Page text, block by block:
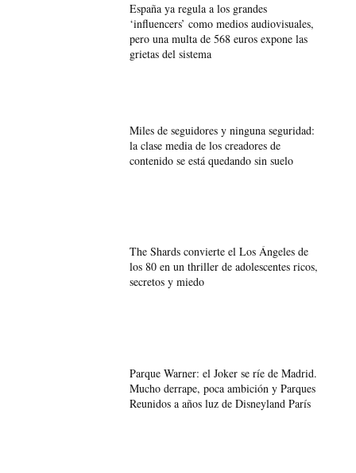
España ya regula a los grandes
‘influencers’ como medios audiovisuales,
pero una multa de 568 euros expone las
grietas del sistema
Miles de seguidores y ninguna seguridad:
la clase media de los creadores de
contenido se está quedando sin suelo
The Shards convierte el Los Ángeles de
los 80 en un thriller de adolescentes ricos,
secretos y miedo
Parque Warner: el Joker se ríe de Madrid.
Mucho derrape, poca ambición y Parques
Reunidos a años luz de Disneyland París